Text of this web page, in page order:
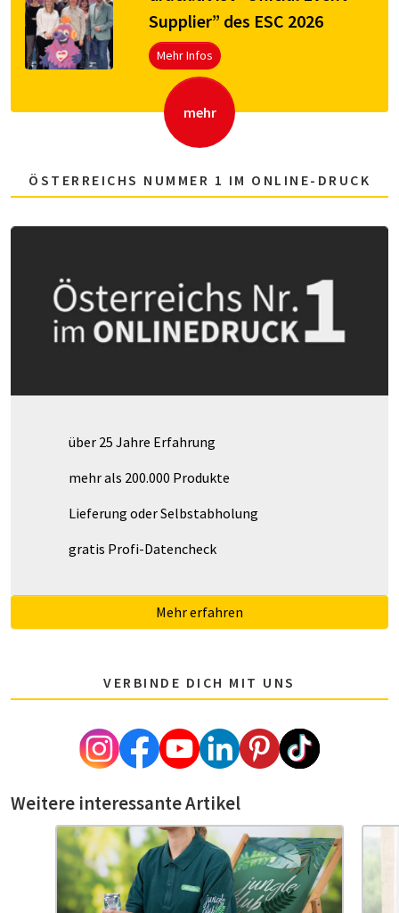
Supplier” des ESC 2026
Mehr Infos
mehr
ÖSTERREICHS NUMMER 1 IM ONLINE-DRUCK
über 25 Jahre Erfahrung
mehr als 200.000 Produkte
Lieferung oder Selbstabholung
gratis Profi-Datencheck
Mehr erfahren
VERBINDE DICH MIT UNS
Weitere interessante Artikel